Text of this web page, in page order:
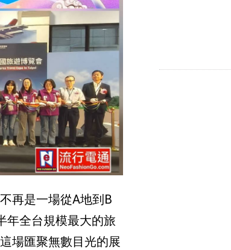
再是一場從A地到B
年全台規模最大的旅
場匯聚無數目光的展